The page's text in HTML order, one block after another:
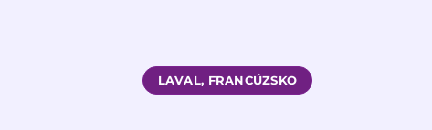
LAVAL, FRANCÚZSKO